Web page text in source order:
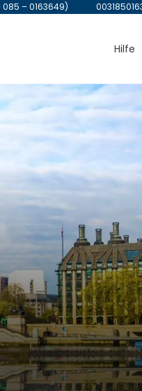
– 0163649)
Hilfe